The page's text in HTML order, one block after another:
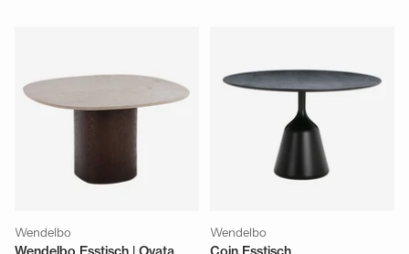
Wendelbo Wendelbo